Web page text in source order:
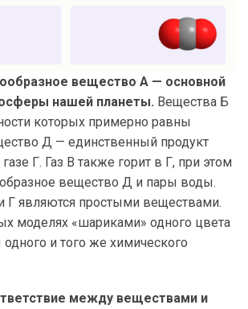
вещество А — основной
нашей планеты. Вещества Б
которых примерно равны
Д — единственный продукт
Г. Газ В также горит в Г, при этом
вещество Д и пары воды.
Г являются простыми веществами.
моделях «шариками» одного цвета
и того же химического
между веществами и